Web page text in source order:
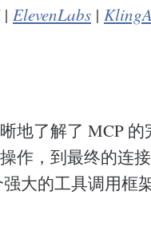
| ElevenLabs |
地了解了 MCP 的
作，到最终的连
强大的工具调用框